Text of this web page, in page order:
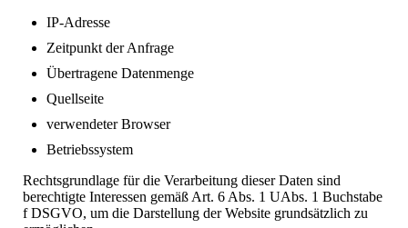
IP-Adresse
Zeitpunkt der Anfrage
Übertragene Datenmenge
Quellseite
verwendeter Browser
Betriebssystem
Rechtsgrundlage für die Verarbeitung dieser Daten sind
berechtigte Interessen gemäß Art. 6 Abs. 1 UAbs. 1 Buchstabe
f DSGVO, um die Darstellung der Website grundsätzlich zu